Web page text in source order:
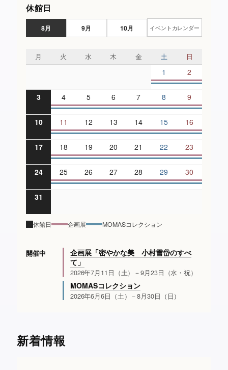
休館日
8月 9月 10月 イベントカレンダー
月 火 水 木 金 土 日
1 2
3 4 5 6 7 8 9
10 11 12 13 14 15 16
17 18 19 20 21 22 23
24 25 26 27 28 29 30
31
休館日 企画展 MOMASコレクション
開催中
企画展「密やかな美 小村雪岱のすべ
て」
2026年7月11日（土）－9月23日（水・祝）
MOMASコレクション
2026年6月6日（土）－8月30日（日）
新着情報